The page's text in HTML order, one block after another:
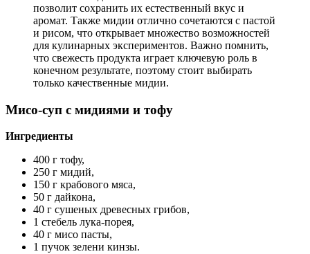
позволит сохранить их естественный вкус и
аромат. Также мидии отлично сочетаются с пастой
и рисом, что открывает множество возможностей
для кулинарных экспериментов. Важно помнить,
что свежесть продукта играет ключевую роль в
конечном результате, поэтому стоит выбирать
только качественные мидии.
Мисо-суп с мидиями и тофу
Ингредиенты
400 г тофу,
250 г мидий,
150 г крабового мяса,
50 г дайкона,
40 г сушеных древесных грибов,
1 стебель лука-порея,
40 г мисо пасты,
1 пучок зелени кинзы.